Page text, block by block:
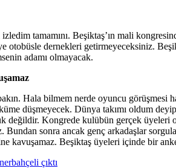
tamamını. Beşiktaş’ın mali
dernekleri getirmeyeceksiniz.
adamı olmayacak.
Hala bilmem nerde oyuncu görüşmesi
düşmeyecek. Dünya takımı oldum
Kongrede kulübün gerçek üyeleri
sonra ancak genç arkadaşlar
kavuşamaz. Beşiktaş üyeleri içinde bir
çıktı